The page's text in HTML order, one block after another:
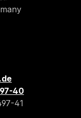
40
41